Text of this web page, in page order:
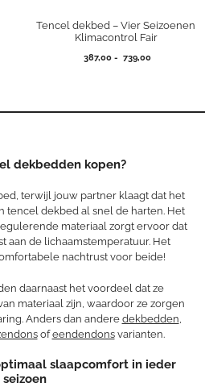
Tencel dekbed – Vier Seizoenen
Klimacontrol Fair
387,00 - 739,00Prijsklasse:
dekbedden kopen?
terwijl jouw partner klaagt dat het
tencel dekbed al snel de harten. Het
materiaal zorgt ervoor dat
aan de lichaamstemperatuur. Het
nachtrust voor beide!
daarnaast het voordeel dat ze
materiaal zijn, waardoor ze zorgen
Anders dan andere dekbedden
ofeendendonsvarianten.
slaapcomfort in ieder
seizoen